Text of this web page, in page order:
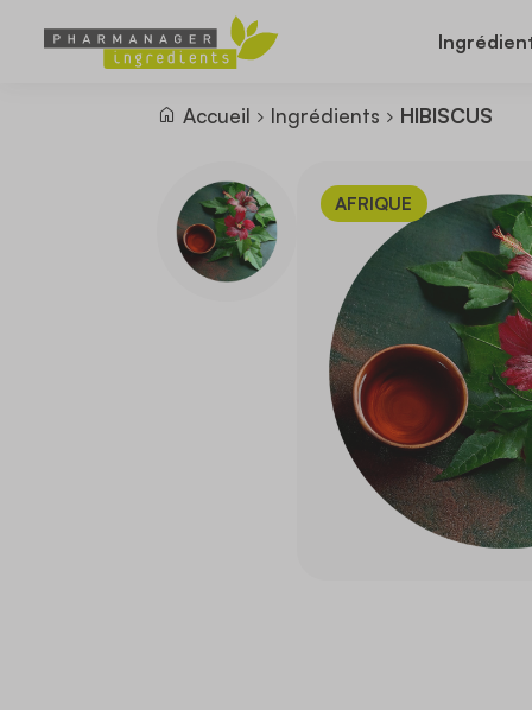
Accueil Ingrédients HIBISCUS
AFRIQUE